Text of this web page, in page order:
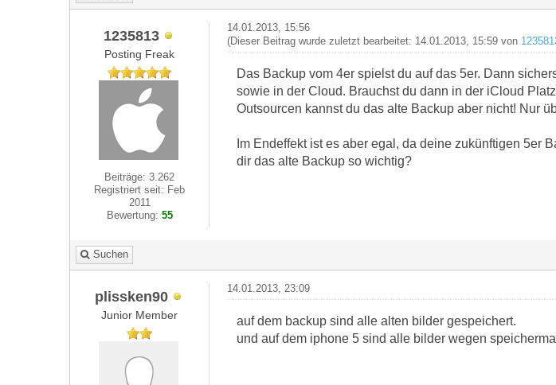
1235813
Posting Freak
Beiträge: 3.262
Registriert seit: Feb
2011
Bewertung: 55
14.01.2013, 15:56
(Dieser Beitrag wurde zuletzt bearbeitet: 14.01.2013, 15:59 von
Das Backup vom 4er spielst du auf das 5er. Dann
sowie in der Cloud. Brauchst du dann in der iCloud
Outsourcen kannst du das alte Backup aber nicht! Nur
Im Endeffekt ist es aber egal, da deine zukünftigen 5er
dir das alte Backup so wichtig?
Suchen
plissken90
Junior Member
14.01.2013, 23:09
auf dem backup sind alle alten bilder gespeichert.
und auf dem iphone 5 sind alle bilder wegen